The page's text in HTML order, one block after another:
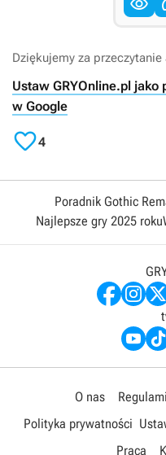
Dziękujemy za przeczytanie
Ustaw GRYOnline.pl
w Google
4
Poradnik Gothic
Najlepsze gry 2025 roku
O nas
Polityka prywatności
Praca